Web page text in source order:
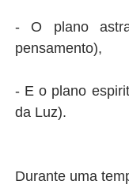
- O plano
pensamento),
- E o plano
da Luz).
Durante uma